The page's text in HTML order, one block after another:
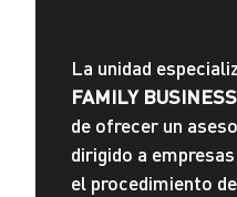
La unidad
FAMILY BUSINESS
de ofrecer un
dirigido a
el procedimiento